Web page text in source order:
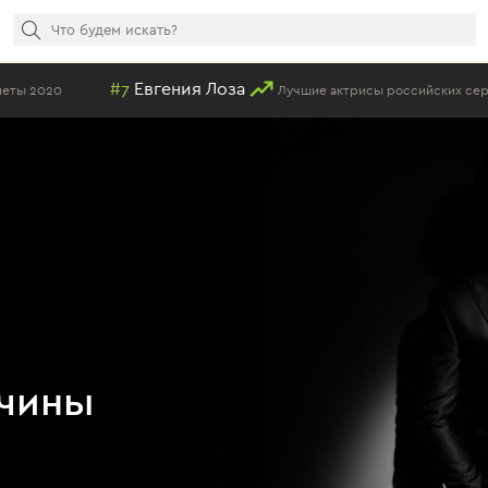
#7 Евгения Лоза Лучшие актрисы российских сериалов